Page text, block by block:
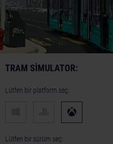
TRAM SIMULATOR:
Lütfen bir platform seç:
Lütfen bir sürüm seç: